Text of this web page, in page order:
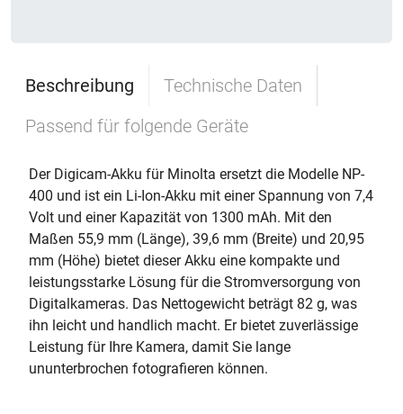
Beschreibung
Technische Daten
Passend für folgende Geräte
Der Digicam-Akku für Minolta ersetzt die Modelle NP-
400 und ist ein Li-Ion-Akku mit einer Spannung von 7,4
Volt und einer Kapazität von 1300 mAh. Mit den
Maßen 55,9 mm (Länge), 39,6 mm (Breite) und 20,95
mm (Höhe) bietet dieser Akku eine kompakte und
leistungsstarke Lösung für die Stromversorgung von
Digitalkameras. Das Nettogewicht beträgt 82 g, was
ihn leicht und handlich macht. Er bietet zuverlässige
Leistung für Ihre Kamera, damit Sie lange
ununterbrochen fotografieren können.